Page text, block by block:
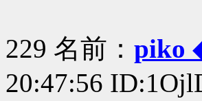
229 名前： piko
20:47:56